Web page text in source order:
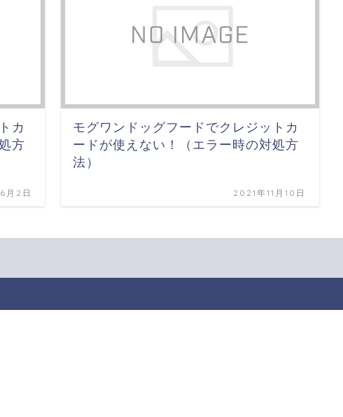
カ
方
月2日
モグワンドッグフードでクレジットカ
ードが使えない！（エラー時の対処方
法）
2021年11月10日